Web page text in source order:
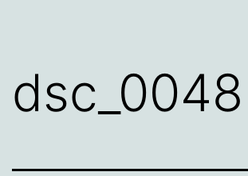
dsc_0048